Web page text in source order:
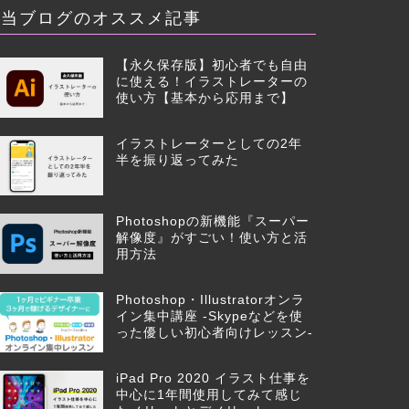
当ブログのオススメ記事
【永久保存版】初心者でも自由
に使える！イラストレーターの
使い方【基本から応用まで】
イラストレーターとしての2年
半を振り返ってみた
Photoshopの新機能『スーパー
解像度』がすごい！使い方と活
用方法
Photoshop・Illustratorオンラ
イン集中講座 -Skypeなどを使
った優しい初心者向けレッスン-
iPad Pro 2020 イラスト仕事を
中心に1年間使用してみて感じ